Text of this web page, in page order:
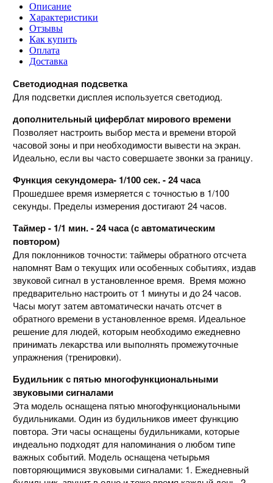
Описание
Характеристики
Отзывы
Как купить
Оплата
Доставка
Светодиодная подсветка
Для подсветки дисплея используется светодиод.
дополнительный циферблат мирового времени
Позволяет настроить выбор места и времени второй
часовой зоны и при необходимости вывести на экран.
Идеально, если вы часто совершаете звонки за границу.
Функция секундомера- 1/100 сек. - 24 часа
Прошедшее время измеряется с точностью в 1/100
секунды. Пределы измерения достигают 24 часов.
Таймер - 1/1 мин. - 24 часа (с автоматическим
повтором)
Для поклонников точности: таймеры обратного отсчета
напомнят Вам о текущих или особенных событиях, издав
звуковой сигнал в установленное время. Время можно
предварительно настроить от 1 минуты и до 24 часов.
Часы могут затем автоматически начать отсчет в
обратного времени в установленное время. Идеальное
решение для людей, которым необходимо ежедневно
принимать лекарства или выполнять промежуточные
упражнения (тренировки).
Будильник с пятью многофункциональными
звуковыми сигналами
Эта модель оснащена пятью многофункциональными
будильниками. Один из будильников имеет функцию
повтора. Эти часы оснащены будильниками, которые
индеально подходят для напоминания о любом типе
важных событий. Модель оснащена четырьмя
повторяющимися звуковыми сигналами: 1. Ежедневный